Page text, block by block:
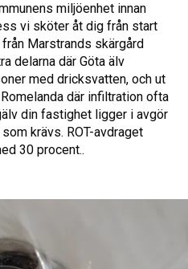
miljöenhet innan
vi sköter åt dig från start
Marstrands skärgård
delarna där Göta älv
med dricksvatten, och ut
där infiltration ofta
din fastighet ligger i avgör
krävs. ROT-avdraget
30 procent..